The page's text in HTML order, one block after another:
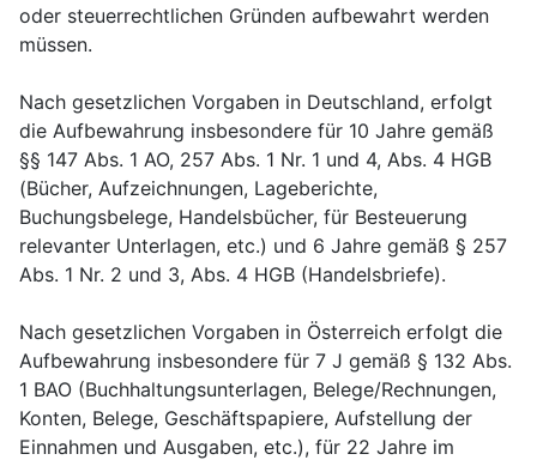
oder steuerrechtlichen Gründen aufbewahrt werden
müssen.
Nach gesetzlichen Vorgaben in Deutschland, erfolgt
die Aufbewahrung insbesondere für 10 Jahre gemäß
§§ 147 Abs. 1 AO, 257 Abs. 1 Nr. 1 und 4, Abs. 4 HGB
(Bücher, Aufzeichnungen, Lageberichte,
Buchungsbelege, Handelsbücher, für Besteuerung
relevanter Unterlagen, etc.) und 6 Jahre gemäß § 257
Abs. 1 Nr. 2 und 3, Abs. 4 HGB (Handelsbriefe).
Nach gesetzlichen Vorgaben in Österreich erfolgt die
Aufbewahrung insbesondere für 7 J gemäß § 132 Abs.
1 BAO (Buchhaltungsunterlagen, Belege/Rechnungen,
Konten, Belege, Geschäftspapiere, Aufstellung der
Einnahmen und Ausgaben, etc.), für 22 Jahre im